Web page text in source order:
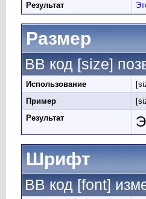
Результат
Размер
BB код [size]
Использование
Пример
Результат
Шрифт
BB код [font]